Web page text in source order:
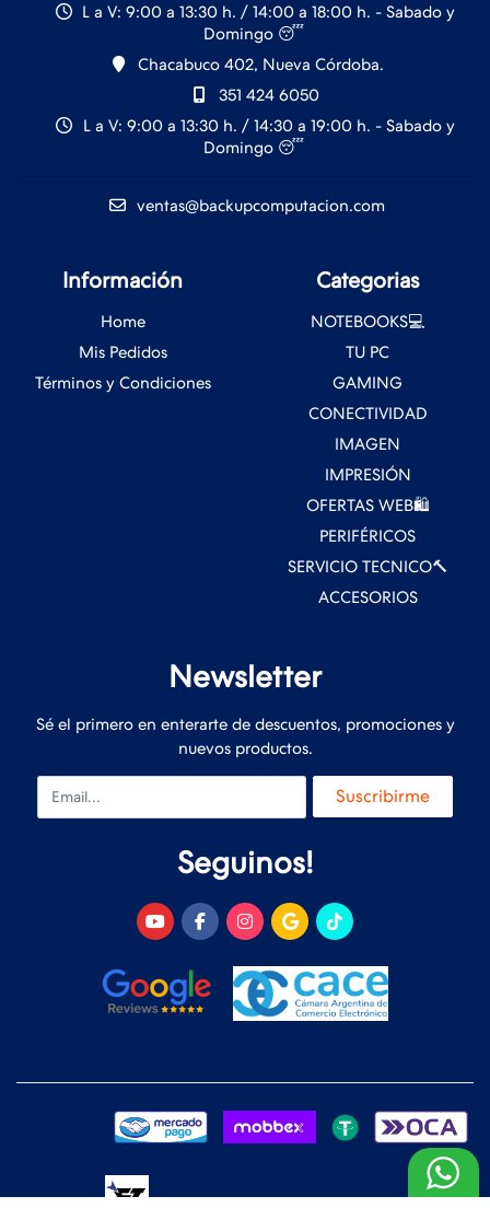
L a V: 9:00 a 13:30 h. / 14:00 a 18:00 h. - Sabado y
Domingo 😴
Chacabuco 402, Nueva Córdoba.
351 424 6050
L a V: 9:00 a 13:30 h. / 14:30 a 19:00 h. - Sabado y
Domingo 😴
ventas@backupcomputacion.com
Información
Home
Mis Pedidos
Términos y Condiciones
Categorias
NOTEBOOKS💻
TU PC
GAMING
CONECTIVIDAD
IMAGEN
IMPRESIÓN
OFERTAS WEB🛍️
PERIFÉRICOS
SERVICIO TECNICO🔨
ACCESORIOS
Newsletter
Sé el primero en enterarte de descuentos, promociones y
nuevos productos.
Email Suscribirme
Seguinos!
Desarrollado y Diseñado por FoxTienda